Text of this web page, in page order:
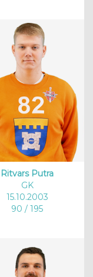
Ritvars Putra
GK
15.10.2003
90 / 195